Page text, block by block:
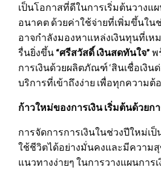
เป็นโอกาสที่ดีในการเริ่มต้นวางแ
อนาคต ด้วยค่าใช้จ่ายที่เพิ่มขึ้นใน
อาจกำลังมองหาแหล่งเงินทุนที่เห
รื่นยิ่งขึ้น “ศรีสวัสดิ์ เงินสดทันใจ” พ
การเงินด้วยผลิตภัณฑ์ ‘สินเชื่อเงิน
บริการที่เข้าถึงง่าย เพื่อทุกความต้
ก้าวใหม่ของการเงิน เริ่มต้นด้วยก
การจัดการการเงินในช่วงปีใหม่
ใช้ชีวิตได้อย่างมั่นคงและมีความ
แนวทางง่ายๆ ในการวางแผนการ